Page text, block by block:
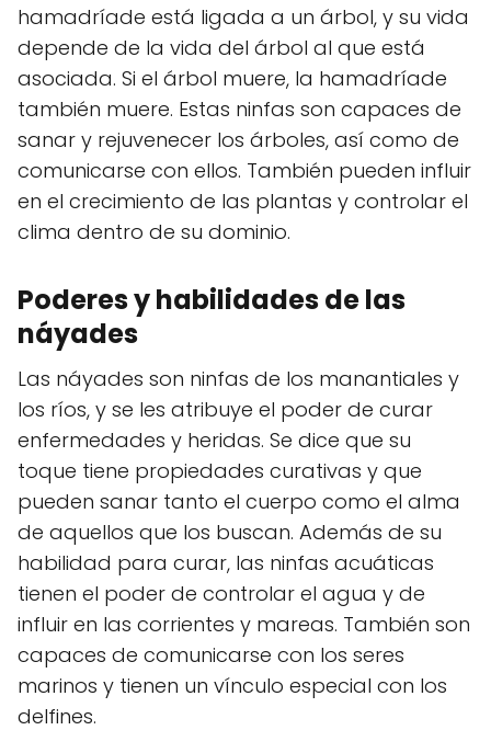
hamadríade está ligada a un árbol, y su vida
depende de la vida del árbol al que está
asociada. Si el árbol muere, la hamadríade
también muere. Estas ninfas son capaces de
sanar y rejuvenecer los árboles, así como de
comunicarse con ellos. También pueden influir
en el crecimiento de las plantas y controlar el
clima dentro de su dominio.
Poderes y habilidades de las
náyades
Las náyades son ninfas de los manantiales y
los ríos, y se les atribuye el poder de curar
enfermedades y heridas. Se dice que su
toque tiene propiedades curativas y que
pueden sanar tanto el cuerpo como el alma
de aquellos que los buscan. Además de su
habilidad para curar, las ninfas acuáticas
tienen el poder de controlar el agua y de
influir en las corrientes y mareas. También son
capaces de comunicarse con los seres
marinos y tienen un vínculo especial con los
delfines.